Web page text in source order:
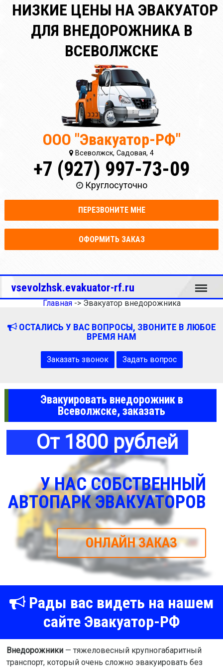
НИЗКИЕ ЦЕНЫ НА ЭВАКУАТОР
ДЛЯ ВНЕДОРОЖНИКА В
ВСЕВОЛЖСКЕ
ООО "Эвакуатор-РФ"
Всеволжск, Садовая, 4
+7 (927) 997-73-09
Круглосуточно
ПЕРЕЗВОНИТЕ МНЕ
ОФОРМИТЬ ЗАКАЗ
vsevolzhsk.evakuator-rf.ru Меню
Главная-> Эвакуатор внедорожника
ОСТАЛИСЬ У ВАС ВОПРОСЫ, ЗВОНИТЕ В ЛЮБОЕ
ВРЕМЯ НАМ
Заказать звонок Задать вопрос
Эвакуировать внедорожник в
Всеволжске, заказать
От 1800 рублей
У НАС СОБСТВЕННЫЙ
АВТОПАРК ЭВАКУАТОРОВ
ОНЛАЙН ЗАКАЗ
Рады вас видеть на нашем
сайте Эвакуатор-РФ
Внедорожники— тяжеловесный крупногабаритный
транспорт, который очень сложно эвакуировать без